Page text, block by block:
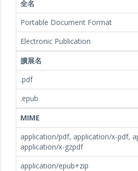
全名
Portable Document Format
Electronic Publication
擴展名
.pdf
.epub
MIME
application/pdf, application/x-pdf,
application/x-gzpdf
application/epub+zip